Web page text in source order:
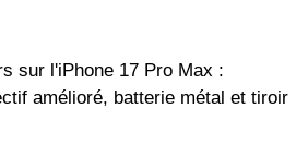
sur l'iPhone 17 Pro Max :
amélioré, batterie métal et tiroir